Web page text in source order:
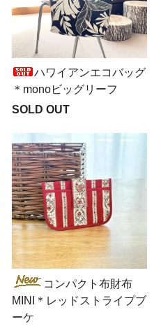
ハワイアンエコバッグ
＊monoビッグリーフ
SOLD OUT
コンパクト布財布
MINI＊レッドストライプブ
ーケ